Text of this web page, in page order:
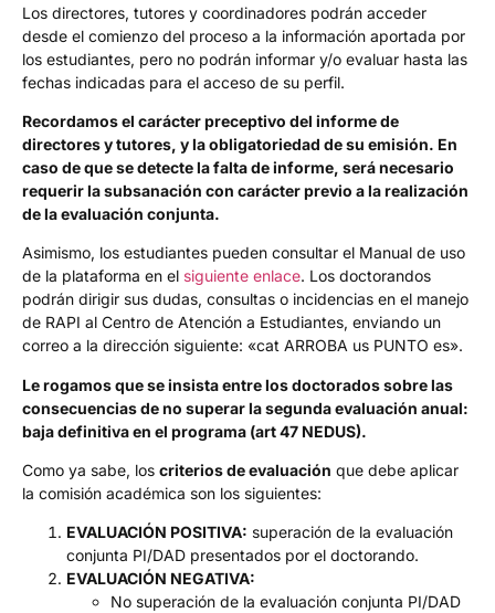
Los directores, tutores y coordinadores podrán acceder
desde el comienzo del proceso a la información aportada por
los estudiantes, pero no podrán informar y/o evaluar hasta las
fechas indicadas para el acceso de su perfil.
Recordamos el carácter preceptivo del informe de
directores y tutores, y la obligatoriedad de su emisión. En
caso de que se detecte la falta de informe, será necesario
requerir la subsanación con carácter previo a la realización
de la evaluación conjunta.
Asimismo, los estudiantes pueden consultar el Manual de uso
de la plataforma en el siguiente enlace. Los doctorandos
podrán dirigir sus dudas, consultas o incidencias en el manejo
de RAPI al Centro de Atención a Estudiantes, enviando un
correo a la dirección siguiente: «cat ARROBA us PUNTO es».
Le rogamos que se insista entre los doctorados sobre las
consecuencias de no superar la segunda evaluación anual:
baja definitiva en el programa (art 47 NEDUS).
Como ya sabe, los criterios de evaluación que debe aplicar
la comisión académica son los siguientes:
EVALUACIÓN POSITIVA: superación de la evaluación
conjunta PI/DAD presentados por el doctorando.
EVALUACIÓN NEGATIVA:
No superación de la evaluación conjunta PI/DAD